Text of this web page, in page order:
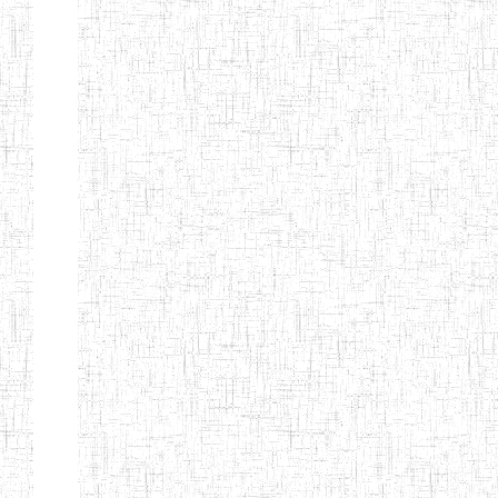
Début Préc. 1 2 3 4 5
6
Suivant
Fin
Etablissements
d'enseignement
secondaire
technique
et
professionnel